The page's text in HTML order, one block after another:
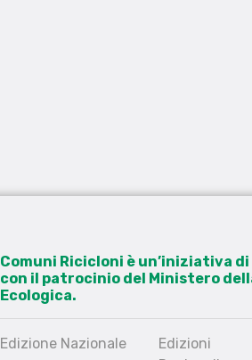
Comuni Ricicloni è un’iniziativa
con il patrocinio del Ministero
Ecologica.
Edizione Nazionale
Edizioni